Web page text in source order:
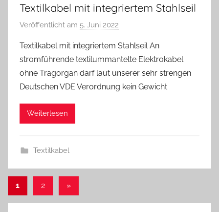
Textilkabel mit integriertem Stahlseil
Veröffentlicht am 5. Juni 2022
n
A
n
d
Textilkabel mit integriertem Stahlseil An
stromführende textilummantelte Elektrokabel
ohne Tragorgan darf laut unserer sehr strengen
Deutschen VDE Verordnung kein Gewicht
Weiterlesen
Textilkabel
Seitennummerierung
der
1 2
Nächste
»